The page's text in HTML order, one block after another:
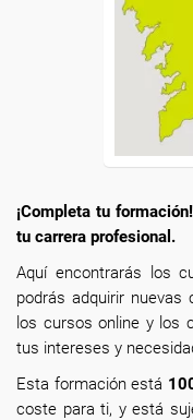
¡Completa tu
tu carrera profesional.
Aquí encontrarás los
podrás adquirir nuevas
los cursos online y los
tus intereses y
Esta formación está
coste para ti, y está